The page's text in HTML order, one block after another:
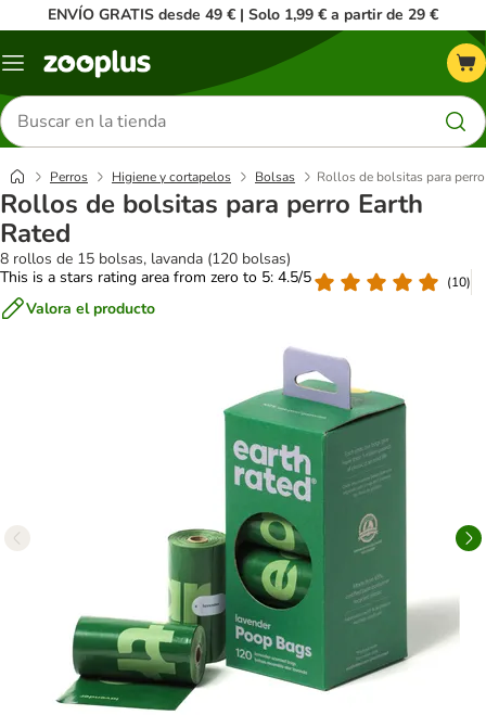
ENVÍO GRATIS desde 49 € | Solo 1,99 € a partir de 29 €
Menú
Buscar
productos
Perros Higiene y cortapelos Bolsas Rollos de bolsitas para
Rollos de bolsitas para perro Earth
Rated
8 rollos de 15 bolsas, lavanda (120 bolsas)
This is a stars rating area from zero to 5: 4.5/5
(10)
Valora el producto